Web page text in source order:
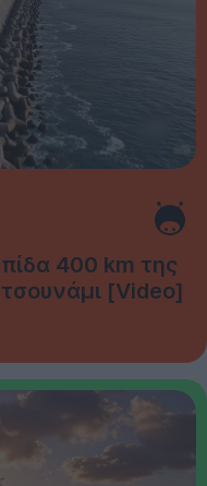
400 km της
[Video]